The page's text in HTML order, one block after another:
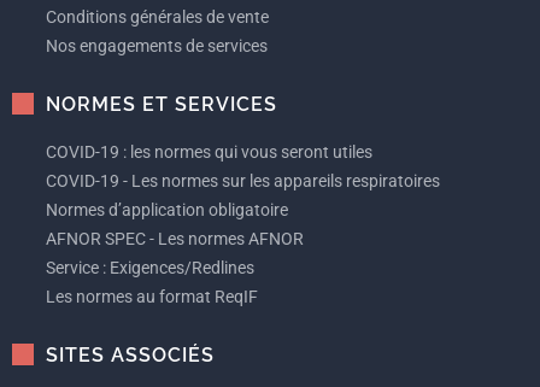
Conditions générales de vente
Nos engagements de services
NORMES ET SERVICES
COVID-19 : les normes qui vous seront utiles
COVID-19 - Les normes sur les appareils respiratoires
Normes d’application obligatoire
AFNOR SPEC - Les normes AFNOR
Service : Exigences/Redlines
Les normes au format ReqIF
SITES ASSOCIÉS